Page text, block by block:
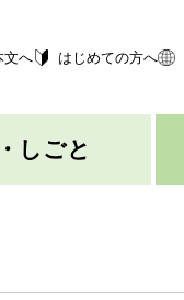
文へ はじめての方へ
しごと